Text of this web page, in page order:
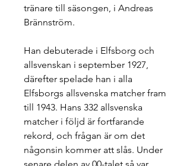
tränare till säsongen, i Andreas
Brännström.
Han debuterade i Elfsborg och
allsvenskan i september 1927,
därefter spelade han i alla
Elfsborgs allsvenska matcher fram
till 1943. Hans 332 allsvenska
matcher i följd är fortfarande
rekord, och frågan är om det
någonsin kommer att slås. Under